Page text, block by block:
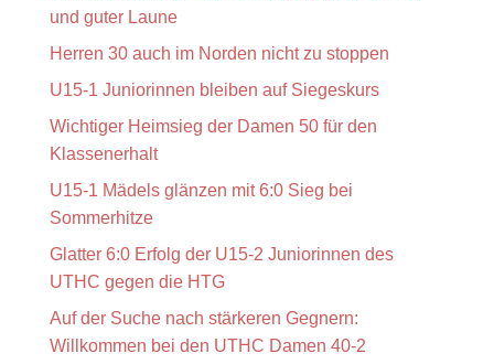
und guter Laune
Herren 30 auch im Norden nicht zu stoppen
U15-1 Juniorinnen bleiben auf Siegeskurs
Wichtiger Heimsieg der Damen 50 für den
Klassenerhalt
U15-1 Mädels glänzen mit 6:0 Sieg bei
Sommerhitze
Glatter 6:0 Erfolg der U15-2 Juniorinnen des
UTHC gegen die HTG
Auf der Suche nach stärkeren Gegnern:
Willkommen bei den UTHC Damen 40-2